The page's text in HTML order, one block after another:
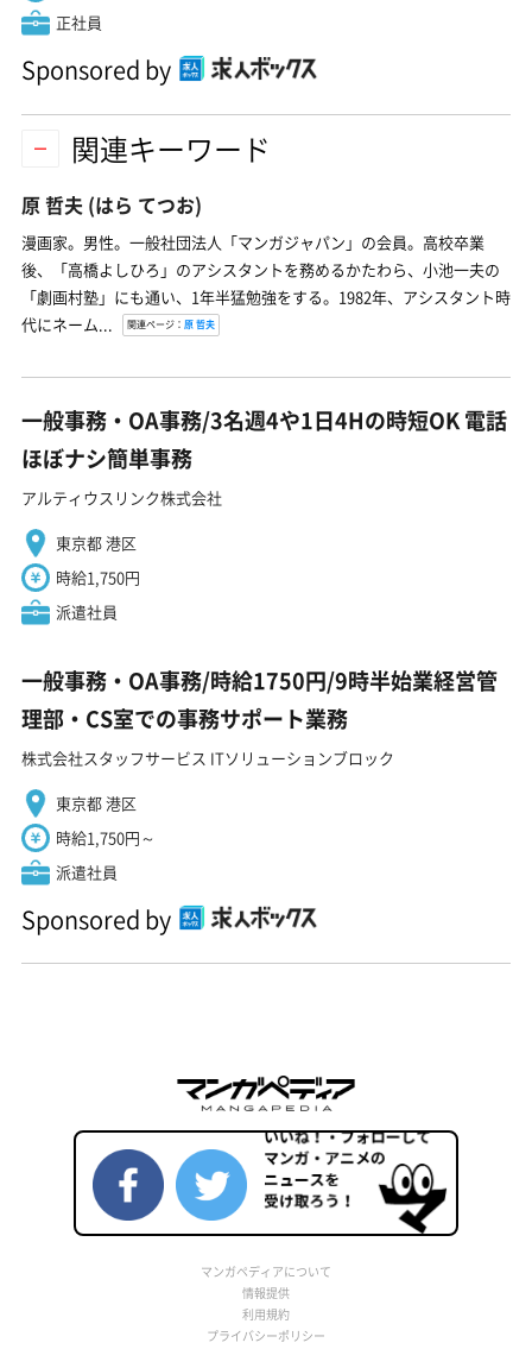
正社員
Sponsored by
関連キーワード
原 哲夫 (はら てつお)
漫画家。男性。一般社団法人「マンガジャパン」の会員。高校卒業
後、「高橋よしひろ」のアシスタントを務めるかたわら、小池一夫の
「劇画村塾」にも通い、1年半猛勉強をする。1982年、アシスタント時
代にネーム...
関連ページ： 原 哲夫
一般事務・OA事務/3名週4や1日4Hの時短OK 電話
ほぼナシ簡単事務
アルティウスリンク株式会社
東京都 港区
時給1,750円
派遣社員
一般事務・OA事務/時給1750円/9時半始業経営管
理部・CS室での事務サポート業務
株式会社スタッフサービス ITソリューションブロック
東京都 港区
時給1,750円～
派遣社員
Sponsored by
マンガペディアについて
情報提供
利用規約
プライバシーポリシー